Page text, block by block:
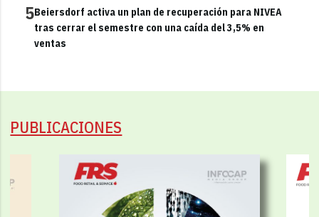
5Beiersdorf activa un plan de recuperación para NIVEA
tras cerrar el semestre con una caída del 3,5% en
ventas
PUBLICACIONES